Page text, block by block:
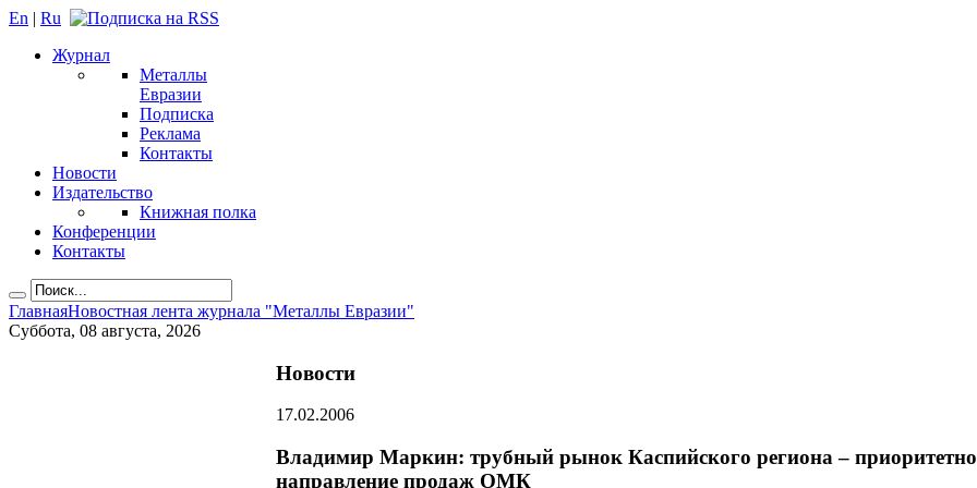
En | Ru
Журнал
Металлы
Евразии
Подписка
Реклама
Контакты
Новости
Издательство
Книжная полка
Конференции
Контакты
ГлавнаяНовостная лента журнала "Металлы Евразии"
Суббота, 08 августа, 2026
Новости
17.02.2006
Владимир Маркин: трубный рынок Каспийского региона –
направление продаж ОМК